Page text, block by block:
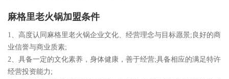
麻格里老火锅加盟条件
1、高度认同麻格里老火锅企业文化、经营理念与目标愿景;良好的商
业信誉与商业质素;
2、具备一定的文化素养，身体健康，善于经营;具备相应的满足特许
经营投资能力;